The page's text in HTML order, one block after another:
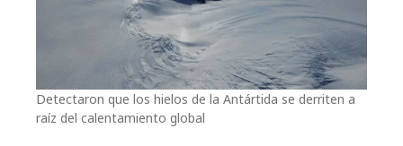
Detectaron que los hielos de la Antártida se derriten a
raíz del calentamiento global